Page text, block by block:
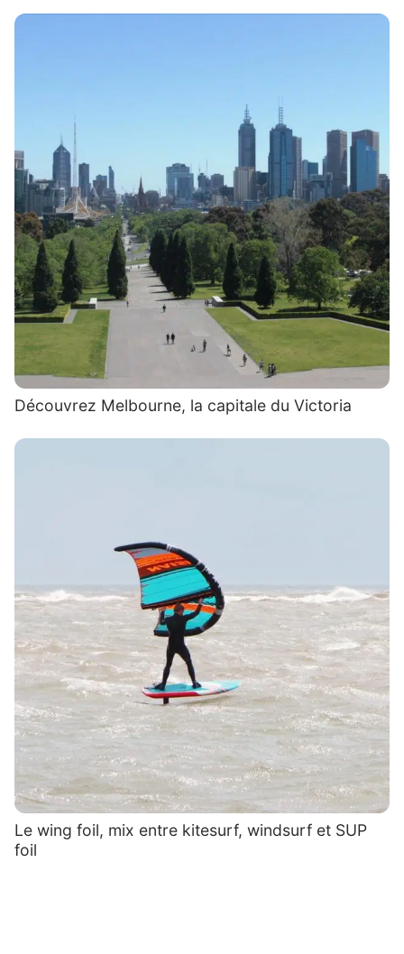
Découvrez Melbourne, la capitale du Victoria
Le wing foil, mix entre kitesurf, windsurf et SUP
foil